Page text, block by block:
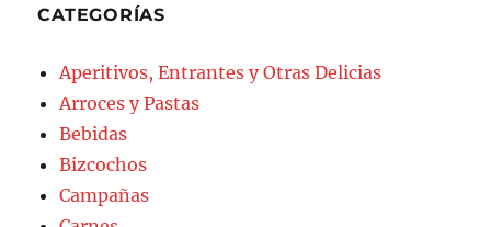
CATEGORÍAS
Aperitivos, Entrantes y Otras Delicias
Arroces y Pastas
Bebidas
Bizcochos
Campañas